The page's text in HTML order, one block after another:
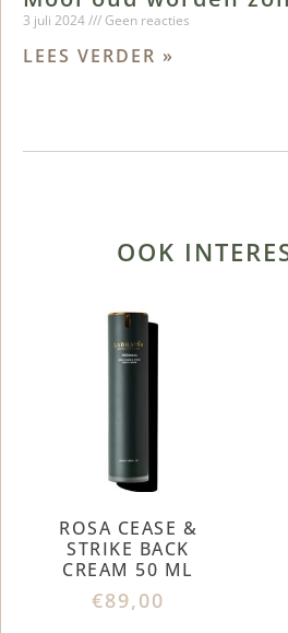
3 juli 2024 Geen reacties
LEES VERDER »
OOK
ROSA CEASE &
STRIKE BACK
CREAM 50 ML
€89,00